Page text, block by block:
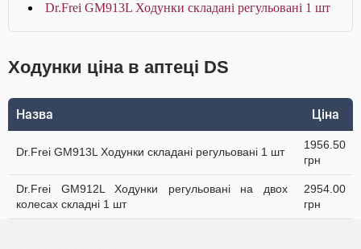
Dr.Frei GM913L Ходунки складані регульовані 1 шт
Ходунки ціна в аптеці DS
Назва Ціна
Dr.Frei GM913L Ходунки складані регульовані 1 шт
1956.50
грн
Dr.Frei GM912L Ходунки регульовані на двох
колесах складні 1 шт
2954.00
грн